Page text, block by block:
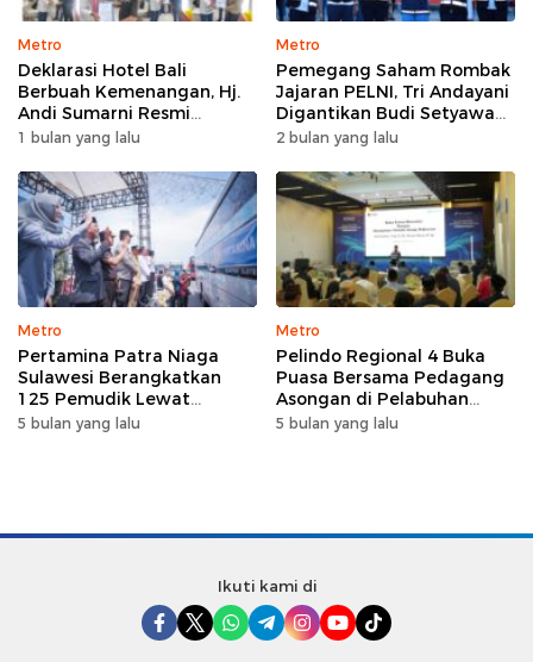
Metro
Deklarasi Hotel Bali
Berbuah Kemenangan, Hj.
Andi Sumarni Resmi
Nahkodai DPW FK PKBM
1 bulan yang lalu
Metro
Pemegang Saham Rombak
Jajaran PELNI, Tri Andayani
Digantikan Budi Setyawan
Wijaya sebagai Dirut
2 bulan yang lalu
Metro
Pertamina Patra Niaga
Sulawesi Berangkatkan
125 Pemudik Lewat
Program Mudik Gratis
5 bulan yang lalu
Metro
Pelindo Regional 4 Buka
Puasa Bersama Pedagang
Asongan di Pelabuhan
Makassar, Perkuat
5 bulan yang lalu
Ikuti kami di